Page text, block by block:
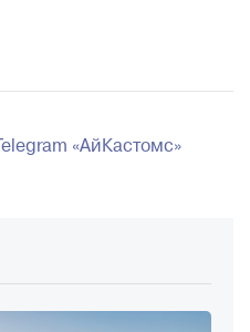
Telegram «АйКастомс»